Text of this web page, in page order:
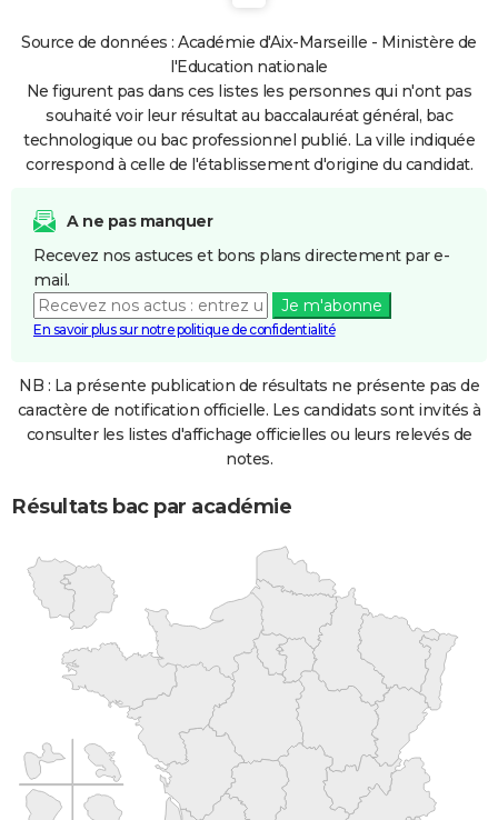
Source de données : Académie d'Aix-Marseille - Ministère de
l'Education nationale
Ne figurent pas dans ces listes les personnes qui n'ont pas
souhaité voir leur résultat au baccalauréat général, bac
technologique ou bac professionnel publié. La ville indiquée
correspond à celle de l'établissement d'origine du candidat.
A ne pas manquer
Recevez nos astuces et bons plans directement par e-
mail.
Je m'abonne
En savoir plus sur notre politique de confidentialité
NB : La présente publication de résultats ne présente pas de
caractère de notification officielle. Les candidats sont invités à
consulter les listes d'affichage officielles ou leurs relevés de
notes.
Résultats bac par académie